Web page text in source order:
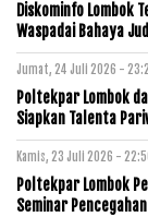
Diskominfo Lombok
Waspadai Bahaya
Jumat, 24 Juli 2026 -
Poltekpar Lombok
Siapkan Talenta
Kamis, 23 Juli 2026 -
Poltekpar Lombok
Seminar